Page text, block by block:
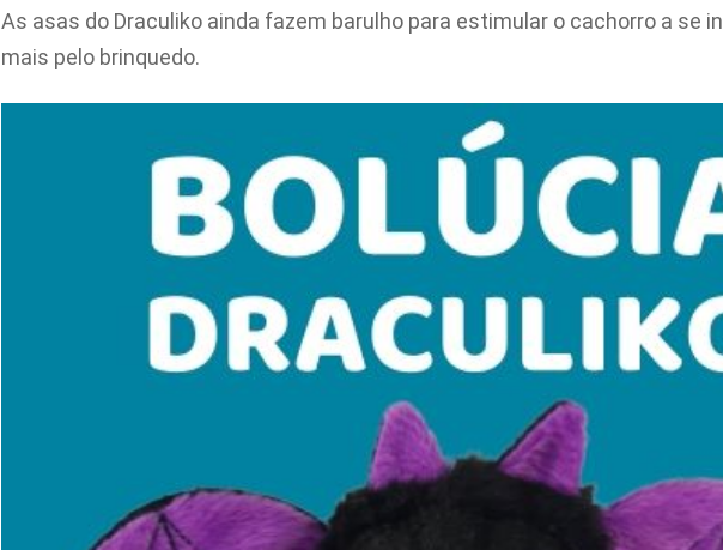
As asas do Draculiko ainda fazem barulho para estimular o cachorro a se
mais pelo brinquedo.